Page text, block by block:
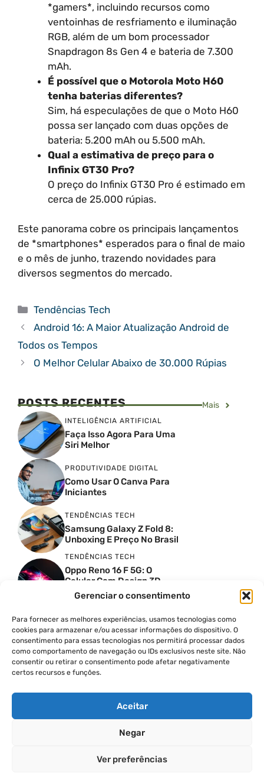
Gerenciar o consentimento
Para fornecer as melhores experiências, usamos tecnologias como
cookies para armazenar e/ou acessar informações do dispositivo. O
consentimento para essas tecnologias nos permitirá processar dados
como comportamento de navegação ou IDs exclusivos neste site. Não
consentir ou retirar o consentimento pode afetar negativamente
certos recursos e funções.
Aceitar
Negar
Ver preferências
*gamers*, incluindo recursos como
ventoinhas de resfriamento e iluminação
RGB, além de um bom processador
Snapdragon 8s Gen 4 e bateria de 7.300
mAh.
É possível que o Motorola Moto H60
tenha baterias diferentes?
Sim, há especulações de que o Moto H60
possa ser lançado com duas opções de
bateria: 5.200 mAh ou 5.500 mAh.
Qual a estimativa de preço para o
Infinix GT30 Pro?
O preço do Infinix GT30 Pro é estimado em
cerca de 25.000 rúpias.
Este panorama cobre os principais lançamentos
de *smartphones* esperados para o final de maio
e o mês de junho, trazendo novidades para
diversos segmentos do mercado.
Categorias
Tendências Tech
Android 16: A Maior Atualização Android de
Todos os Tempos
O Melhor Celular Abaixo de 30.000 Rúpias
POSTS RECENTES Mais
INTELIGÊNCIA ARTIFICIAL
Faça Isso Agora Para Uma
Siri Melhor
PRODUTIVIDADE DIGITAL
Como Usar O Canva Para
Iniciantes
TENDÊNCIAS TECH
Samsung Galaxy Z Fold 8:
Unboxing E Preço No Brasil
TENDÊNCIAS TECH
Oppo Reno 16 F 5G: O
Celular Com Design 3D
Surreal E Câmeras De 50
MP
PRODUTIVIDADE DIGITAL
Faca Isso Agora Para Uma
Siri Melhor
INSIGHTS & OPINIÃO
A Guerra Dos Datacenters:
POLÍTICA DE PRIVACIDADE